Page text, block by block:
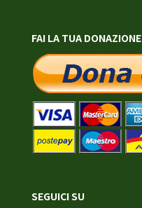
FAI LA TUA DONAZIONE
SEGUICI SU